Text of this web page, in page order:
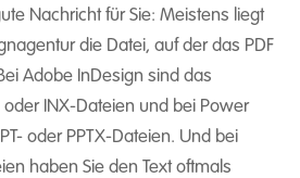
Nachricht für Sie: Meistens liegt
die Datei, auf der das PDF
Adobe InDesign sind das
INX-Dateien und bei Power
oder PPTX-Dateien. Und bei
haben Sie den Text oftmals